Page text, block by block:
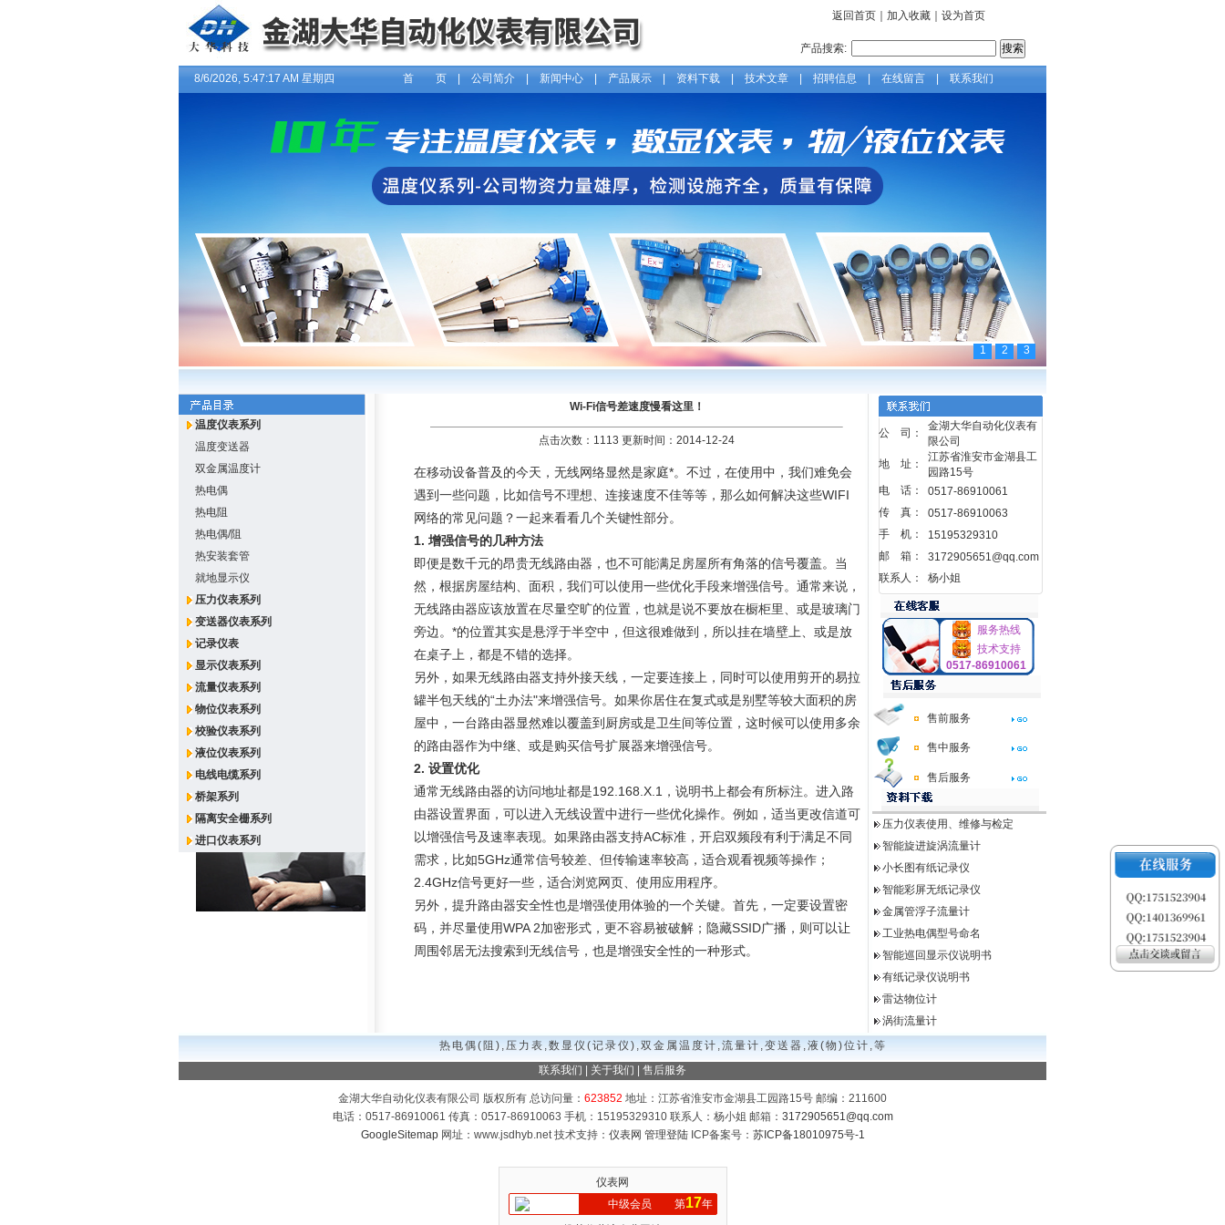
返回首页 加入收藏 设为首页
产品搜索:
8/6/2026, 5:47:18 AM 星期四 首 页| 公司简介| 新闻中心| 产品展示| 资料下载| 技术文章| 招聘信息 在线留言| 联系我们
1 2 3
温度仪表系列
温度变送器
双金属温度计
热电偶
热电阻
热电偶/阻
热安装套管
就地显示仪
压力仪表系列
变送器仪表系列
记录仪表
显示仪表系列
流量仪表系列
物位仪表系列
校验仪表系列
液位仪表系列
电线电缆系列
桥架系列
隔离安全栅系列
进口仪表系列
Wi-Fi信号差速度慢看这里！
点击次数：1113 更新时间：2014-12-24
在移动设备普及的今天，无线网络显然是家庭*。不过，在使用中，我们难免会
遇到一些问题，比如信号不理想、连接速度不佳等等，那么如何解决这些WIFI
网络的常见问题？一起来看看几个关键性部分。
1. 增强信号的几种方法
即便是数千元的昂贵无线路由器，也不可能满足房屋所有角落的信号覆盖。当
然，根据房屋结构、面积，我们可以使用一些优化手段来增强信号。通常来说，
无线路由器应该放置在尽量空旷的位置，也就是说不要放在橱柜里、或是玻璃门
旁边。*的位置其实是悬浮于半空中，但这很难做到，所以挂在墙壁上、或是放
在桌子上，都是不错的选择。
另外，如果无线路由器支持外接天线，一定要连接上，同时可以使用剪开的易拉
罐半包天线的“土办法"来增强信号。如果你居住在复式或是别墅等较大面积的房
屋中，一台路由器显然难以覆盖到厨房或是卫生间等位置，这时候可以使用多余
的路由器作为中继、或是购买信号扩展器来增强信号。
2. 设置优化
通常无线路由器的访问地址都是192.168.X.1，说明书上都会有所标注。进入路
由器设置界面，可以进入无线设置中进行一些优化操作。例如，适当更改信道可
以增强信号及速率表现。如果路由器支持AC标准，开启双频段有利于满足不同
需求，比如5GHz通常信号较差、但传输速率较高，适合观看视频等操作；
2.4GHz信号更好一些，适合浏览网页、使用应用程序。
另外，提升路由器安全性也是增强使用体验的一个关键。首先，一定要设置密
码，并尽量使用WPA 2加密形式，更不容易被破解；隐藏SSID广播，则可以让
周围邻居无法搜索到无线信号，也是增强安全性的一种形式。
公 司：
金湖大华自动化仪表有
限公司
地 址：
江苏省淮安市金湖县工
园路15号
电 话：
0517-86910061
传 真：
0517-86910063
手 机：
15195329310
邮 箱：
3172905651@qq.com
联系人：
杨小姐
服务热线
技术支持
0517-86910061
售前服务
售中服务
售后服务
压力仪表使用、维修与检定
智能旋进旋涡流量计
小长图有纸记录仪
智能彩屏无纸记录仪
金属管浮子流量计
工业热电偶型号命名
智能巡回显示仪说明书
有纸记录仪说明书
雷达物位计
涡街流量计
热电偶(阻),压力表,数显仪(记录仪),双金属温度计,流量计,变送器,液(物)位计,等
联系我们
关于我们 售后服务
金湖大华自动化仪表有限公司 版权所有 总访问量： 623852 地址：江苏省淮安市金湖县工园路15号 邮编：211600
电话：0517-86910061 传真：0517-86910063 手机：15195329310 联系人：杨小姐 邮箱： 3172905651@qq.com
GoogleSitemap网址：www.jsdhyb.net 技术支持： 仪表网 管理登陆ICP备案号： 苏ICP备18010975号-1
仪表网
中级会员
第17年